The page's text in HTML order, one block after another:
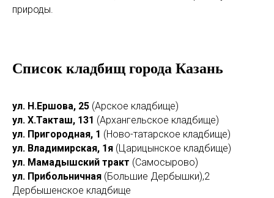
природы.
Список кладбищ города Казань
ул. Н.Ершова, 25 (Арское кладбище)
ул. Х.Такташ, 131 (Архангельское кладбище)
ул. Пригородная, 1 (Ново-татарское кладбище)
ул. Владимирская, 1я (Царицынское кладбище)
ул. Мамадышский тракт (Самосырово)
ул. Прибольничная (Большие Дербышки),2
Дербышенское кладбище